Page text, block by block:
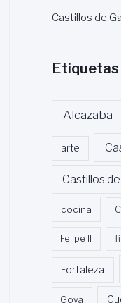
Castillos de
Etiquetas
Alcazaba
arte
Castillos
cocina
Felipe II
Fortaleza
Goya